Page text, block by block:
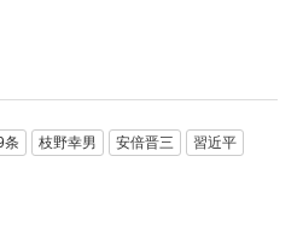
条 枝野幸男 安倍晋三 習近平